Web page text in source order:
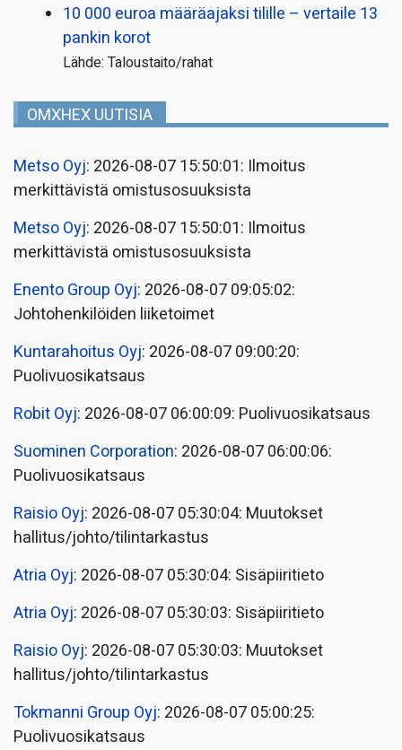
10 000 euroa määräajaksi tilille – vertaile 13
pankin korot
Lähde: Taloustaito/rahat
OMXHEX UUTISIA
Metso Oyj: 2026-08-07 15:50:01: Ilmoitus
merkittävistä omistusosuuksista
Metso Oyj: 2026-08-07 15:50:01: Ilmoitus
merkittävistä omistusosuuksista
Enento Group Oyj: 2026-08-07 09:05:02:
Johtohenkilöiden liiketoimet
Kuntarahoitus Oyj: 2026-08-07 09:00:20:
Puolivuosikatsaus
Robit Oyj: 2026-08-07 06:00:09: Puolivuosikatsaus
Suominen Corporation: 2026-08-07 06:00:06:
Puolivuosikatsaus
Raisio Oyj: 2026-08-07 05:30:04: Muutokset
hallitus/johto/tilintarkastus
Atria Oyj: 2026-08-07 05:30:04: Sisäpiiritieto
Atria Oyj: 2026-08-07 05:30:03: Sisäpiiritieto
Raisio Oyj: 2026-08-07 05:30:03: Muutokset
hallitus/johto/tilintarkastus
Tokmanni Group Oyj: 2026-08-07 05:00:25:
Puolivuosikatsaus